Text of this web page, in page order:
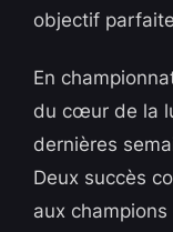
objectif
En
du cœur de la
dernières
Deux succès
aux